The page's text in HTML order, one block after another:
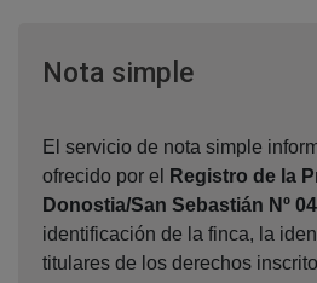
Nota simpleVentana
El servicio de nota simple
ofrecido por el
Registro de la
Donostia/San Sebastián Nº 04
identificación de la finca, la
titulares de los derechos